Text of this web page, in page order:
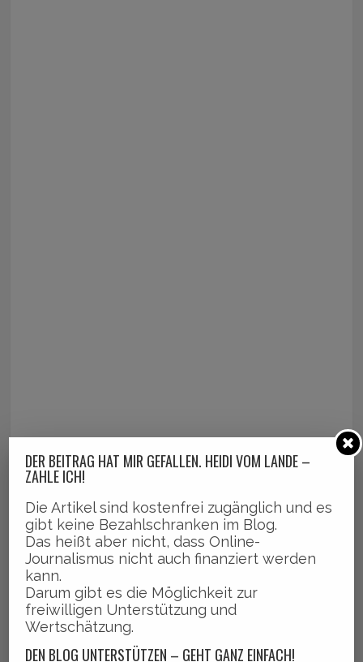
DER BEITRAG HAT MIR GEFALLEN. HEIDI VOM LANDE –
ZAHLE ICH!
Die Artikel sind kostenfrei zugänglich und es
gibt keine Bezahlschranken im Blog.
Das heißt aber nicht, dass Online-
Journalismus nicht auch finanziert werden
kann.
Darum gibt es die Möglichkeit zur
freiwilligen Unterstützung und
Wertschätzung.
DEN BLOG UNTERSTÜTZEN – GEHT GANZ EINFACH!